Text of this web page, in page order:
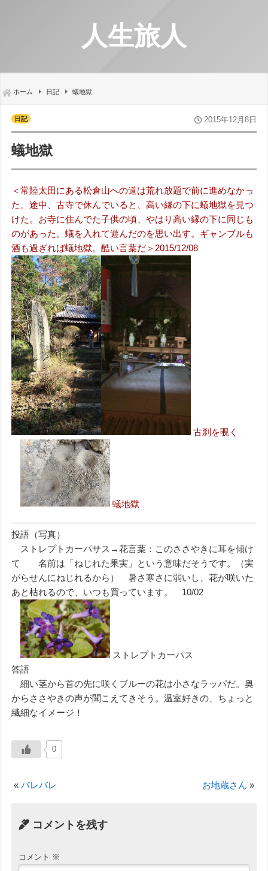
人生旅人
ホーム 日記 蟻地獄
日記 2015年12月8日
蟻地獄
＜常陸太田にある松倉山への道は荒れ放題で前に進めなかっ
た。途中、古寺で休んでいると、高い縁の下に蟻地獄を見つ
けた。お寺に住んでた子供の頃、やはり高い縁の下に同じも
のがあった。蟻を入れて遊んだのを思い出す。ギャンブルも
酒も過ぎれば蟻地獄。酷い言葉だ＞2015/12/08
古刹を覗く
蟻地獄
投語（写真）
ストレプトカーパサス→花言葉：このささやきに耳を傾け
て 名前は「ねじれた果実」という意味だそうです。（実
がらせんにねじれるから） 暑さ寒さに弱いし、花が咲いた
あと枯れるので、いつも買っています。 10/02
ストレプトカーパス
答語
細い茎から首の先に咲くブルーの花は小さなラッパだ。奥
からささやきの声が聞こえてきそう。温室好きの、ちょっと
繊細なイメージ！
0
« バレバレ お地蔵さん »
コメントを残す
コメント ※